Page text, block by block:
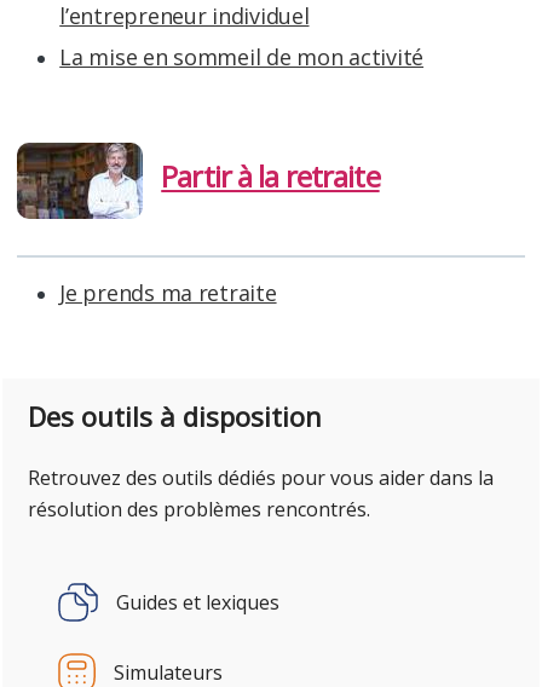
l’entrepreneur individuel
La mise en sommeil de mon activité
Partir à la retraite
Je prends ma retraite
Des outils à disposition
Retrouvez des outils dédiés pour vous aider dans la
résolution des problèmes rencontrés.
Guides et lexiques
Simulateurs